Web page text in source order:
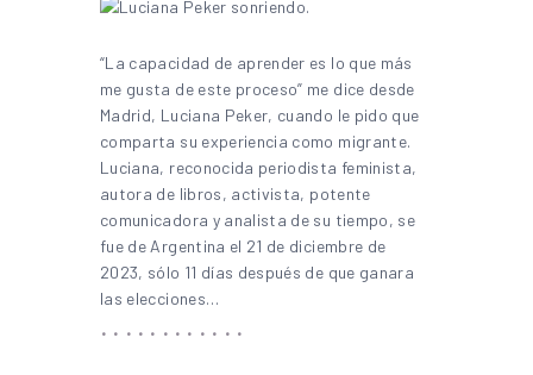
“La capacidad de aprender es lo que más
me gusta de este proceso” me dice desde
Madrid, Luciana Peker, cuando le pido que
comparta su experiencia como migrante.
Luciana, reconocida periodista feminista,
autora de libros, activista, potente
comunicadora y analista de su tiempo, se
fue de Argentina el 21 de diciembre de
2023, sólo 11 días después de que ganara
las elecciones…